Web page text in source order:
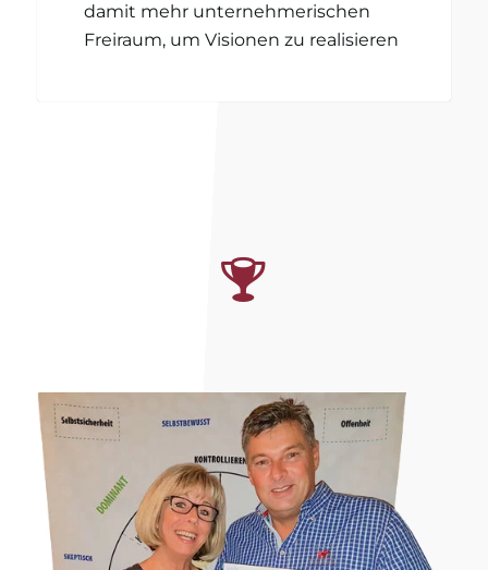
damit mehr unternehmerischen
Freiraum, um Visionen zu realisieren